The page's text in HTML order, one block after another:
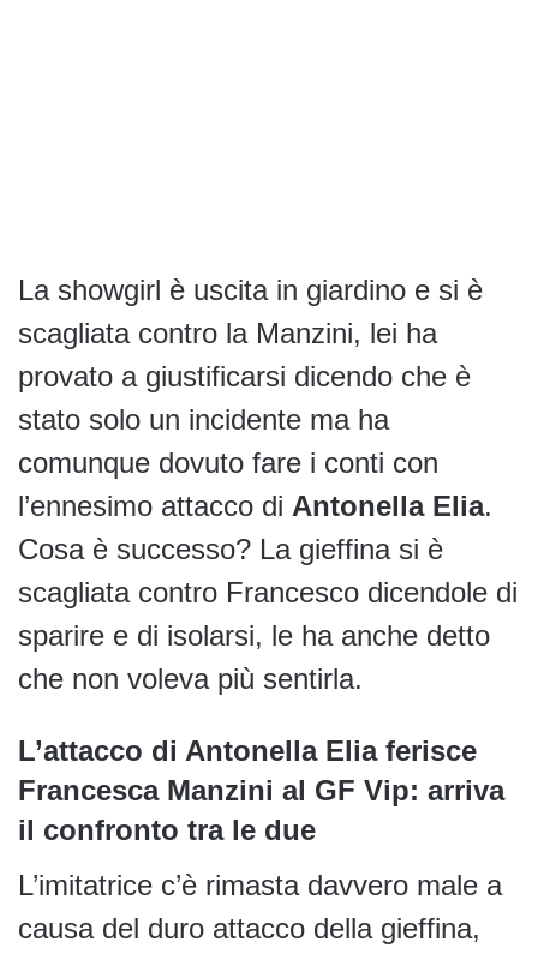
La showgirl è uscita in giardino e si è
scagliata contro la Manzini, lei ha
provato a giustificarsi dicendo che è
stato solo un incidente ma ha
comunque dovuto fare i conti con
l’ennesimo attacco di Antonella Elia.
Cosa è successo? La gieffina si è
scagliata contro Francesco dicendole di
sparire e di isolarsi, le ha anche detto
che non voleva più sentirla.
L’attacco di Antonella Elia ferisce
Francesca Manzini al GF Vip: arriva
il confronto tra le due
L’imitatrice c’è rimasta davvero male a
causa del duro attacco della gieffina,